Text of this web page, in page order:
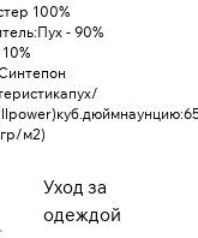
100%
- 90%
м2)
Уход за
одеждой